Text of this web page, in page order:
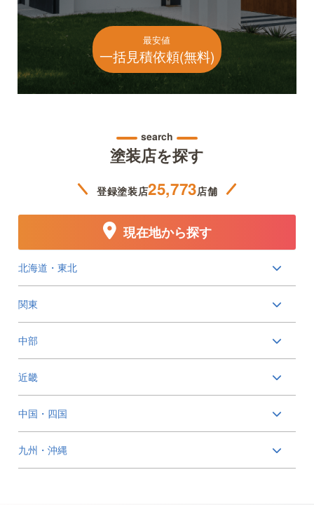
最安値
一括見積依頼(無料)
search
塗装店を探す
登録塗装店25,773店舗
北海道・東北
関東
中部
近畿
中国・四国
九州・沖縄
現在地から探す